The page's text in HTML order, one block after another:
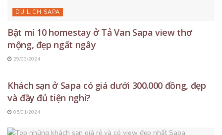
DU LỊCH SAPA
Bật mí 10 homestay ở Tả Van Sapa view thơ
mộng, đẹp ngất ngây
29/03/2024
Khách sạn ở Sapa có giá dưới 300.000 đồng, đẹp
và đầy đủ tiện nghi?
05/01/2024